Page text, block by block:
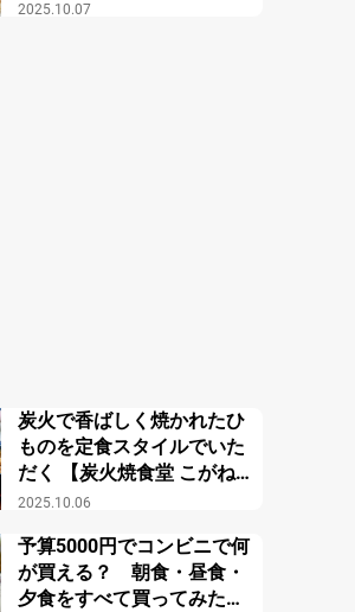
2025.10.07
2025.10.06
炭火で香ばしく焼かれたひ
ものを定食スタイルでいた
だく 【炭火焼食堂 こがね
屋】
予算5000円でコンビニで何
が買える？ 朝食・昼食・
夕食をすべて買ってみた結